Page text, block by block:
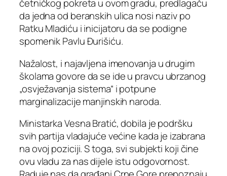
četničkog pokreta u ovom gradu, predlagaču
da jedna od beranskih ulica nosi naziv po
Ratku Mladiću i inicijatoru da se podigne
spomenik Pavlu Đurišiću.
Nažalost, i najavljena imenovanja u drugim
školama govore da se ide u pravcu ubrzanog
„osvježavanja sistema“ i potpune
marginalizacije manjinskih naroda.
Ministarka Vesna Bratić, dobila je podršku
svih partija vladajuće većine kada je izabrana
na ovoj poziciji. S toga, svi subjekti koji čine
ovu vladu za nas dijele istu odgovornost.